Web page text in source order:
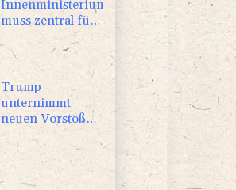
Innenministerium
muss zentral für
Drohnenabwehr
zuständig sein
Trump
unternimmt
neuen Vorstoß
im Streit um US-
Staatsbürgerschaft